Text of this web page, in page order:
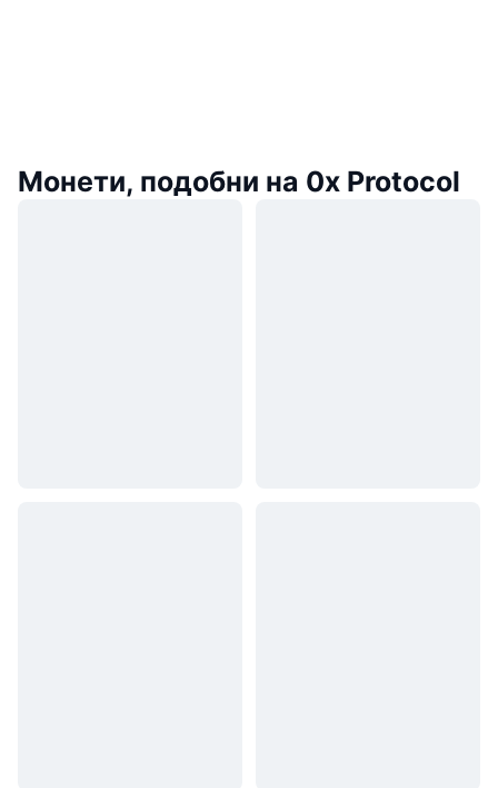
Монети, подобни на 0x Protocol